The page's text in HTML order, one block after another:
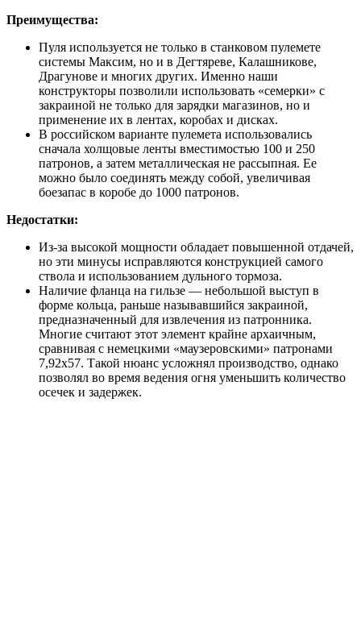
Преимущества:
Пуля используется не только в станковом пулемете
системы Максим, но и в Дегтяреве, Калашникове,
Драгунове и многих других. Именно наши
конструкторы позволили использовать «семерки» с
закраиной не только для зарядки магазинов, но и
применение их в лентах, коробах и дисках.
В российском варианте пулемета использовались
сначала холщовые ленты вместимостью 100 и 250
патронов, а затем металлическая не рассыпная. Ее
можно было соединять между собой, увеличивая
боезапас в коробе до 1000 патронов.
Недостатки:
Из-за высокой мощности обладает повышенной отдачей,
но эти минусы исправляются конструкцией самого
ствола и использованием дульного тормоза.
Наличие фланца на гильзе — небольшой выступ в
форме кольца, раньше называвшийся закраиной,
предназначенный для извлечения из патронника.
Многие считают этот элемент крайне архаичным,
сравнивая с немецкими «маузеровскими» патронами
7,92х57. Такой нюанс усложнял производство, однако
позволял во время ведения огня уменьшить количество
осечек и задержек.